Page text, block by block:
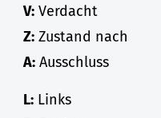
V:Verdacht
Z:Zustand nach
A:Ausschluss
L:Links